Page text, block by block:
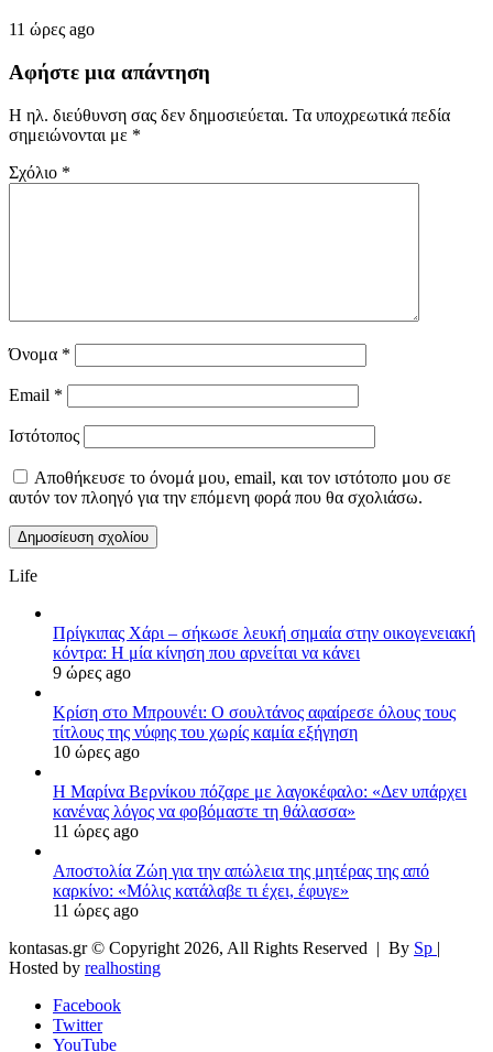
11 ώρες ago
Αφήστε μια απάντηση
Η ηλ. διεύθυνση σας δεν δημοσιεύεται. Τα υποχρεωτικά πεδία
σημειώνονται με *
Σχόλιο *
Όνομα *
Email *
Ιστότοπος
Αποθήκευσε το όνομά μου, email, και τον ιστότοπο μου σε
αυτόν τον πλοηγό για την επόμενη φορά που θα σχολιάσω.
Life
Πρίγκιπας Χάρι – σήκωσε λευκή σημαία στην οικογενειακή
κόντρα: Η μία κίνηση που αρνείται να κάνει
9 ώρες ago
Κρίση στο Μπρουνέι: Ο σουλτάνος αφαίρεσε όλους τους
τίτλους της νύφης του χωρίς καμία εξήγηση
10 ώρες ago
Η Μαρίνα Βερνίκου πόζαρε με λαγοκέφαλο: «Δεν υπάρχει
κανένας λόγος να φοβόμαστε τη θάλασσα»
11 ώρες ago
Αποστολία Ζώη για την απώλεια της μητέρας της από
καρκίνο: «Μόλις κατάλαβε τι έχει, έφυγε»
11 ώρες ago
kontasas.gr © Copyright 2026, All Rights Reserved | By Sp |
Hosted by realhosting
Facebook
Twitter
YouTube